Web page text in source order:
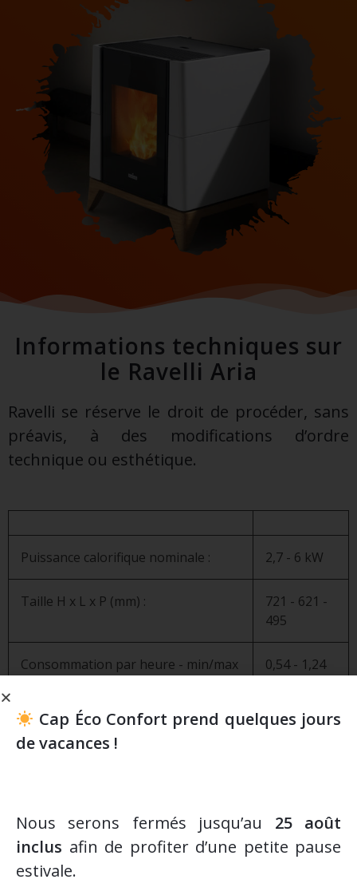
Informations techniques sur
le Ravelli Aria
Ravelli se réserve le droit de procéder, sans
préavis, à des modifications d’ordre
technique ou esthétique.
Puissance calorifique nominale : 2,7 - 6 kW
Taille H x L x P (mm) :
721 - 621 -
495
Consommation par heure - min/max
0,54 - 1,24
Rendement (%) : 90,8 - 89,4
Capacité du réservoir : 18 Kg
Autonomie min/max (h) : 14 - 33
Cap Éco Confort prend quelques jours
de vacances !
Nous serons fermés jusqu’au 25 août
inclus afin de profiter d’une petite pause
estivale.